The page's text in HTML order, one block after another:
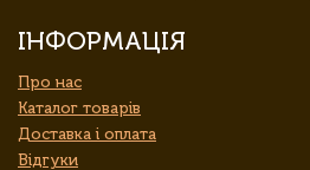
ІНФОРМАЦІЯ
Про нас
Каталог товарів
Доставка і оплата
Відгуки